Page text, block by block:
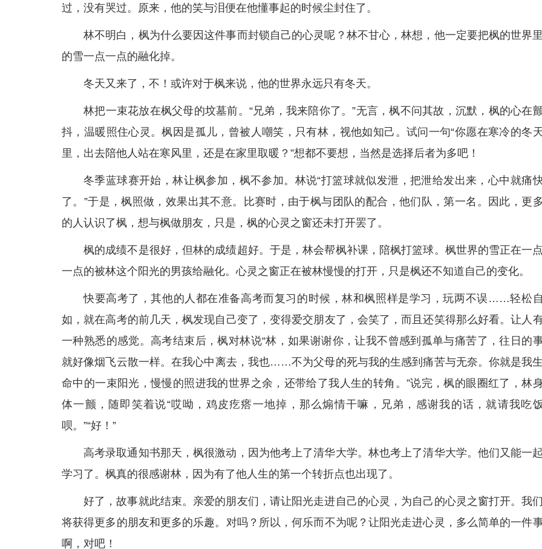
过，没有哭过。原来，他的笑与泪便在他懂事起的时候尘封住了。
林不明白，枫为什么要因这件事而封锁自己的心灵呢？林不甘心，林想，他一定要把枫的世界里
的雪一点一点的融化掉。
冬天又来了，不！或许对于枫来说，他的世界永远只有冬天。
林把一束花放在枫父母的坟墓前。“兄弟，我来陪你了。”无言，枫不问其故，沉默，枫的心在
抖，温暖照住心灵。枫因是孤儿，曾被人嘲笑，只有林，视他如知己。试问一句“你愿在寒冷的冬
里，出去陪他人站在寒风里，还是在家里取暖？”想都不要想，当然是选择后者为多吧！
冬季蓝球赛开始，林让枫参加，枫不参加。林说“打篮球就似发泄，把泄给发出来，心中就痛
了。”于是，枫照做，效果出其不意。比赛时，由于枫与团队的配合，他们队，第一名。因此，更多
的人认识了枫，想与枫做朋友，只是，枫的心灵之窗还未打开罢了。
枫的成绩不是很好，但林的成绩超好。于是，林会帮枫补课，陪枫打篮球。枫世界的雪正在一点
一点的被林这个阳光的男孩给融化。心灵之窗正在被林慢慢的打开，只是枫还不知道自己的变化。
快要高考了，其他的人都在准备高考而复习的时候，林和枫照样是学习，玩两不误……轻松自
如，就在高考的前几天，枫发现自己变了，变得爱交朋友了，会笑了，而且还笑得那么好看。让人
一种熟悉的感觉。高考结束后，枫对林说“林，如果谢谢你，让我不曾感到孤单与痛苦了，往日的
就好像烟飞云散一样。在我心中离去，我也……不为父母的死与我的生感到痛苦与无奈。你就是我生
命中的一束阳光，慢慢的照进我的世界之余，还带给了我人生的转角。”说完，枫的眼圈红了，林
体一颤，随即笑着说“哎呦，鸡皮疙瘩一地掉，那么煽情干嘛，兄弟，感谢我的话，就请我吃饭
呗。”“好！”
高考录取通知书那天，枫很激动，因为他考上了清华大学。林也考上了清华大学。他们又能一起
学习了。枫真的很感谢林，因为有了他人生的第一个转折点也出现了。
好了，故事就此结束。亲爱的朋友们，请让阳光走进自己的心灵，为自己的心灵之窗打开。我们
将获得更多的朋友和更多的乐趣。对吗？所以，何乐而不为呢？让阳光走进心灵，多么简单的一件
啊，对吧！